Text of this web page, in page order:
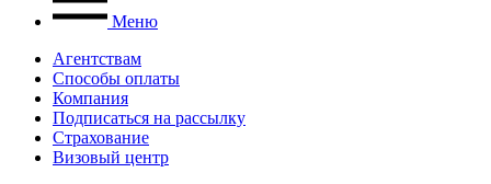
Меню
Агентствам
Способы оплаты
Компания
Подписаться на рассылку
Страхование
Визовый центр